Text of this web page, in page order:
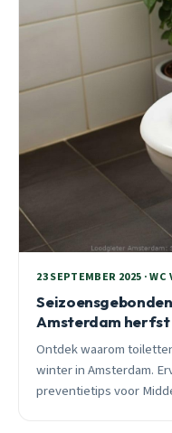
23 SEPTEMBER 2025 ·
Amsterdam herfst
Ontdek waarom
winter in Amsterdam.
preventietips voor